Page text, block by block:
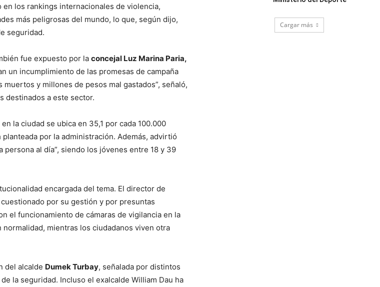
los rankings internacionales de violencia,
más peligrosas del mundo, lo que, según dijo,
seguridad.
fue expuesto por la concejal Luz Marina Paria,
un incumplimiento de las promesas de campaña
y millones de pesos mal gastados”, señaló,
destinados a este sector.
la ciudad se ubica en 35,1 por cada 100.000
por la administración. Además, advirtió
persona al día”, siendo los jóvenes entre 18 y 39
encargada del tema. El director de
por su gestión y por presuntas
el funcionamiento de cámaras de vigilancia en la
mientras los ciudadanos viven otra
del alcalde Dumek Turbay, señalada por distintos
la seguridad. Incluso el exalcalde William Dau ha
Cargar más